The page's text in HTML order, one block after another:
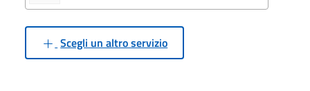
Scegli un altro servizio